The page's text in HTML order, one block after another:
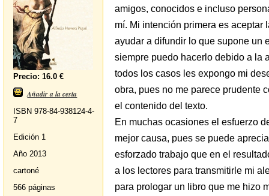
Precio: 16.0 €
Añadir a la cesta
ISBN 978-84-938124-4-
7
Edición 1
Año 2013
cartoné
566 páginas
amigos, conocidos e incluso
mí. Mi intención primera es aceptar
ayudar a difundir lo que supone un
siempre puedo hacerlo debido a la
todos los casos les expongo mi
obra, pues no me parece prudente
el contenido del texto.
En muchas ocasiones el esfuerzo
mejor causa, pues se puede
esforzado trabajo que en el
a los lectores para transmitirle mi
para prologar un libro que me hizo